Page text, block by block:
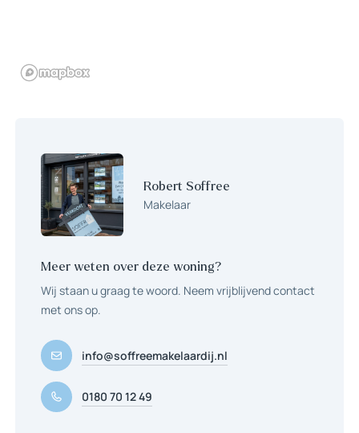
wastafelmeubel met dubbele kraan en een hangend toilet.
2e verdieping:
bergruimte achter de knieschotten. Aan de achterzijde is een
grote dakkapel aanwezig.
Diepe achtertuin op het zonnige zuidoosten. In de achtertuin is
veel privacy. De tuin is grotendeels beplant en voorzien van een
heerlijk terras en een stenen berging.
– Zonwering op de begane grond aan de achterzijde, deze is
geplaatst in 2025
– 8 zonnepanelen, geplaatst in 2023
– CV ketel is mei 2026 nieuw geplaatst
– Buitenschilderwerk is in 2023 uitgevoerd
– De eerste en tweede verdieping zijn voorzien van kunststof
kozijnen
Robert Soffree
Makelaar
Meer weten over deze woning?
Wij staan u graag te woord. Neem vrijblijvend contact
met ons op.
info@soffreemakelaardij.nl
0180 70 12 49